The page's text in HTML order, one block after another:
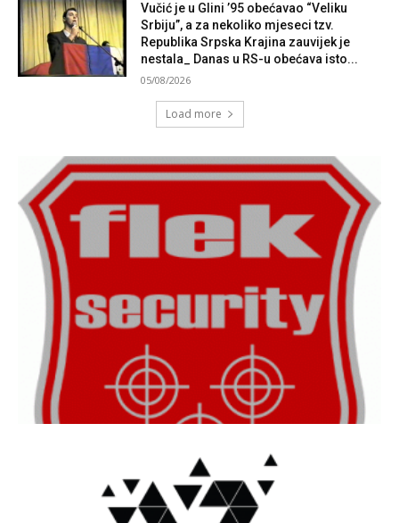
Vučić je u Glini ’95 obećavao “Veliku
Srbiju”, a za nekoliko mjeseci tzv.
Republika Srpska Krajina zauvijek je
nestala_ Danas u RS-u obećava isto...
05/08/2026
Load more